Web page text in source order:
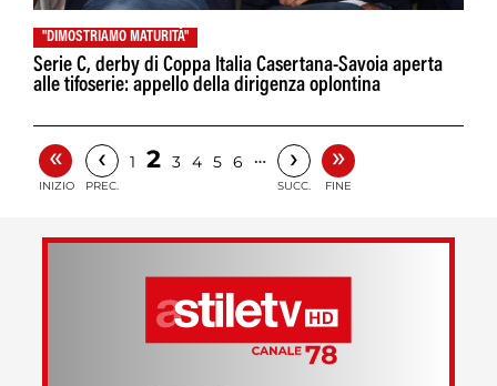
"DIMOSTRIAMO MATURITÀ"
Serie C, derby di Coppa Italia Casertana-Savoia aperta
alle tifoserie: appello della dirigenza oplontina
«
INIZIO
‹
PREC.
1 2 3 4 5 6 … ›
SUCC.
»
FINE